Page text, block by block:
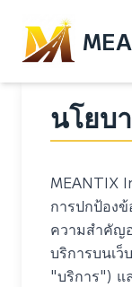
นโยบ
MEANTIX
การปกป้อง
ความสำคัญ
บริการบนเว็
"บริการ") แ